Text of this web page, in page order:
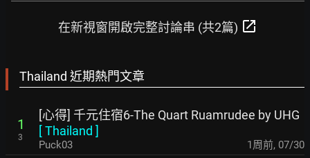
在新視窗開啟完整討論串 (共2篇) open_in_new
Thailand 近期熱門文章
1
3
[心得] 千元住宿6-The Quart Ruamrudee by UHG
[Thailand ]
Puck03 1周前, 07/30